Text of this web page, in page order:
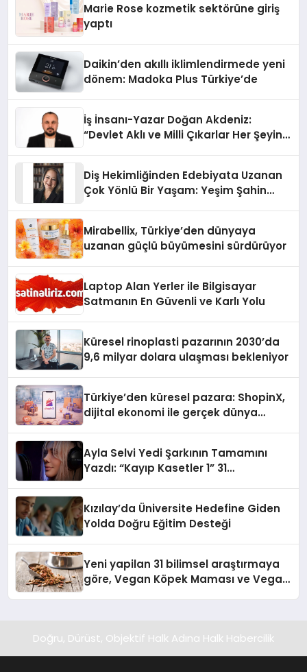
Marie Rose kozmetik sektörüne giriş
yaptı
Daikin’den akıllı iklimlendirmede yeni
dönem: Madoka Plus Türkiye’de
İş İnsanı-Yazar Doğan Akdeniz:
“Devlet Aklı ve Milli Çıkarlar Her Şeyin
Diş Hekimliğinden Edebiyata Uzanan
Çok Yönlü Bir Yaşam: Yeşim Şahin
Mirabellix, Türkiye’den dünyaya
uzanan güçlü büyümesini sürdürüyor
Laptop Alan Yerler ile Bilgisayar
Satmanın En Güvenli ve Karlı Yolu
Küresel rinoplasti pazarının 2030’da
9,6 milyar dolara ulaşması bekleniyor
Türkiye’den küresel pazara: ShopinX,
dijital ekonomi ile gerçek dünya
Ayla Selvi Yedi Şarkının Tamamını
Yazdı: “Kayıp Kasetler 1” 31
Kızılay’da Üniversite Hedefine Giden
Yolda Doğru Eğitim Desteği
Yeni yapilan 31 bilimsel araştırmaya
göre, Vegan Köpek Maması ve Vegan
Doğru, Dürüst, Objektif Halk Adına Halk Habercilik